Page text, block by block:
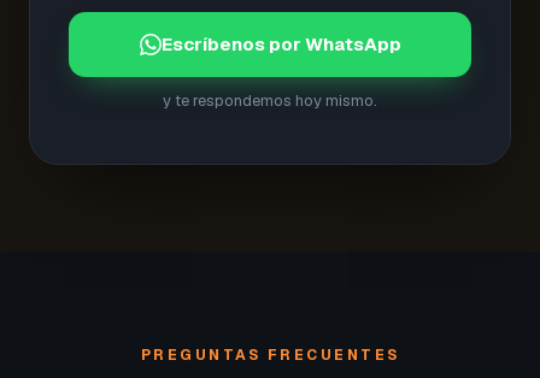
Escríbenos por WhatsApp
y te respondemos hoy mismo.
PREGUNTAS FRECUENTES